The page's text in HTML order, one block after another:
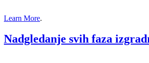
Learn More.
Nadgledanje svih faza